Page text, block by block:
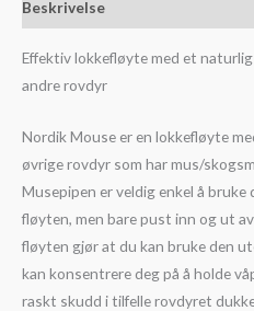
Beskrivelse
Effektiv lokkefløyte med et
andre rovdyr
Nordik Mouse er en lokkefløyte
øvrige rovdyr som har mus/
Musepipen er veldig enkel å bruke
fløyten, men bare pust inn og ut
fløyten gjør at du kan bruke den
kan konsentrere deg på å holde
raskt skudd i tilfelle rovdyret